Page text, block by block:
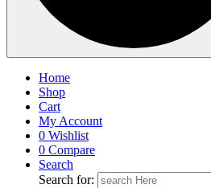
Home
Shop
Cart
My Account
0 Wishlist
0 Compare
Search
Search for: